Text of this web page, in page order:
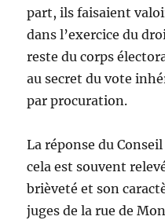
part, ils faisaient
dans l’exercice du
reste du corps
au secret du vote
par procuration.
La réponse du
cela est souvent
brièveté et son
juges de la rue de